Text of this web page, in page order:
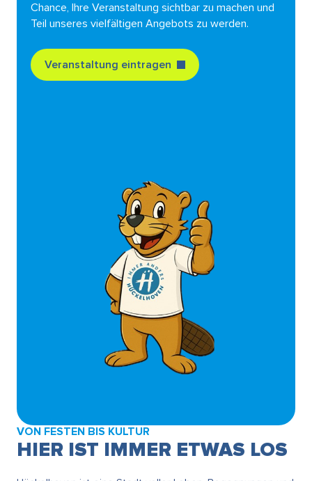
Chance, Ihre Veranstaltung sichtbar zu machen und
Teil unseres vielfältigen Angebots zu werden.
Veranstaltung eintragen
VON FESTEN BIS KULTUR
HIER IST IMMER ETWAS LOS